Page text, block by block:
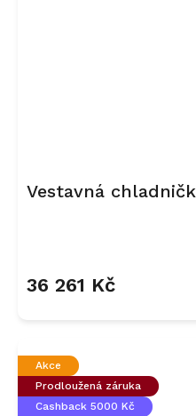
Vestavná
36 261 Kč
Akce
Prodloužená záruka
Cashback 5000 Kč